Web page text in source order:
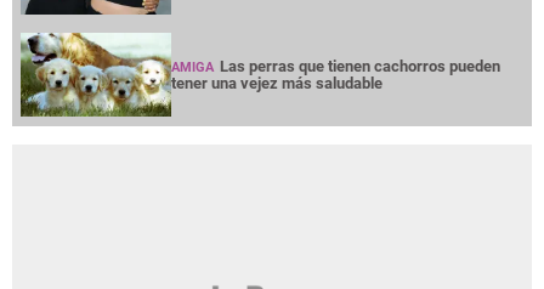
AMIGA Las perras que tienen cachorros pueden
tener una vejez más saludable